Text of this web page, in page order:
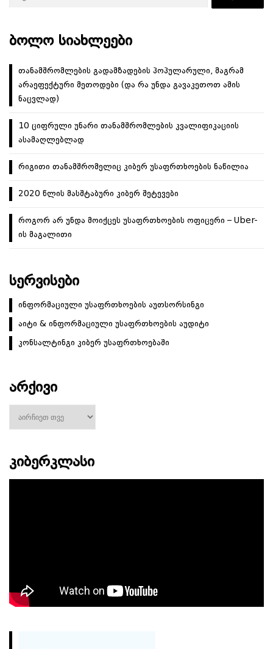
ᲑᲝᲚᲝ ᲡᲘᲐᲮᲚᲔᲔᲑᲘ
თანამშრომლების გადამზადების პოპულარული, მაგრამ
არაეფექტური მეთოდები (და რა უნდა გავაკეთოთ ამის
ნაცვლად)
10 ციფრული უნარი თანამშრომლების კვალიფიკაციის
ასამაღლებლად
რიგითი თანამშრომელიც კიბერ უსაფრთხოების ნაწილია
2020 წლის მასშტაბური კიბერ შეტევები
როგორ არ უნდა მოიქცეს უსაფრთხოების ოფიცერი – Uber-
ის მაგალითი
ᲡᲔᲠᲕᲘᲡᲔᲑᲘ
ინფორმაციული უსაფრთხოების აუთსორსინგი
აიტი & ინფორმაციული უსაფრთხოების აუდიტი
კონსალტინგი კიბერ უსაფრთხოებაში
ᲐᲠᲥᲘᲕᲘ
ᲙᲘᲑᲔᲠᲙᲚᲐᲡᲘ